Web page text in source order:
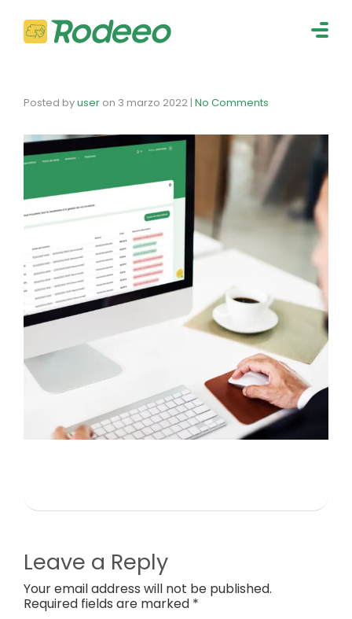
Posted byuser on 3 marzo 2022 | No Comments
Leave a Reply
Your email address will not be published.
Required fields are marked *